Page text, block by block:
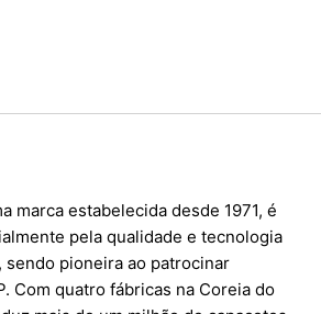
marca estabelecida desde 1971, é
pela qualidade e tecnologia
sendo pioneira ao patrocinar
Com quatro fábricas na Coreia do